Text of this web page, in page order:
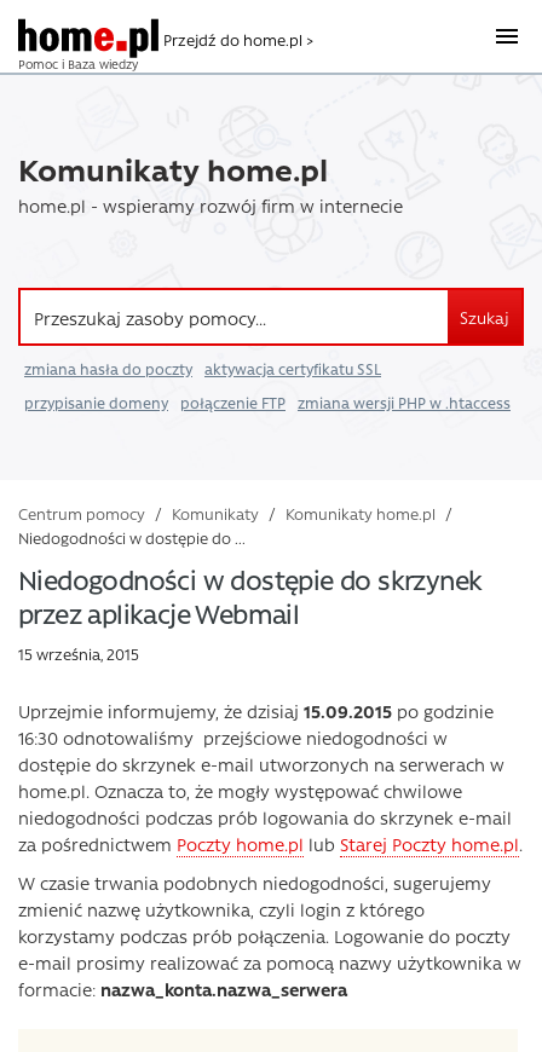
Pomoc i Baza wiedzy
Przejdź do home.pl >
Komunikaty home.pl
home.pl - wspieramy rozwój firm w internecie
Szukaj
zmiana hasła do poczty
aktywacja certyfikatu SSL
przypisanie domeny
połączenie FTP zmiana wersji PHP w .htaccess
Centrum pomocy / Komunikaty / Komunikaty home.pl /
Niedogodności w dostępie do ...
Niedogodności w dostępie do skrzynek
przez aplikacje Webmail
15 września, 2015
Uprzejmie informujemy, że dzisiaj 15.09.2015 po godzinie
16:30 odnotowaliśmy przejściowe niedogodności w
dostępie do skrzynek e-mail utworzonych na serwerach w
home.pl. Oznacza to, że mogły występować chwilowe
niedogodności podczas prób logowania do skrzynek e-mail
za pośrednictwem Poczty home.pl lub Starej Poczty home.pl.
W czasie trwania podobnych niedogodności, sugerujemy
zmienić nazwę użytkownika, czyli login z którego
korzystamy podczas prób połączenia. Logowanie do poczty
e-mail prosimy realizować za pomocą nazwy użytkownika w
formacie: nazwa_konta.nazwa_serwera